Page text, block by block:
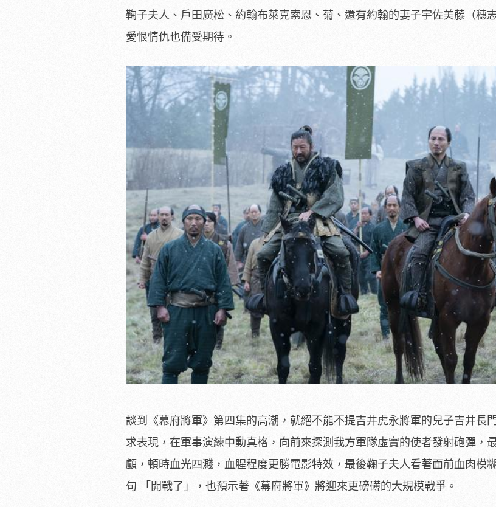
鞠子夫人、戶田廣松、約翰布萊克索恩、菊、 還有約翰的妻子宇佐美藤（穗
愛恨情仇也備受期待。
談到《幕府將軍》第四集的高潮， 就絕不能不提吉井虎永將軍的兒子吉井長
求表現，在軍事演練中動真格， 向前來探測我方軍隊虛實的使者發射砲彈，
顱， 頓時血光四濺，血腥程度更勝電影特效， 最後鞠子夫人看著面前血肉模
句 「開戰了」，也預示著《幕府將軍》將迎來更磅礡的大規模戰爭。